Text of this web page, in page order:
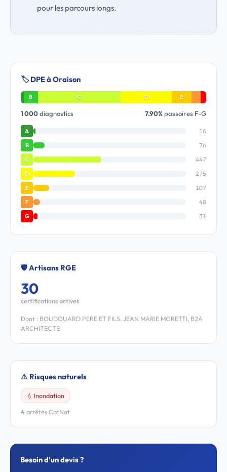
pour les parcours longs.
🏷️ DPE à Oraison
B C D E
1 000diagnostics 7.90%passoires F-G
A 16
B 76
C 447
D 275
E 107
F 48
G 31
🛡️ Artisans RGE
30
certifications actives
Dont : BOUDOUARD PERE ET FILS, JEAN MARIE MORETTI, B2A
ARCHITECTE
⚠️ Risques naturels
💧 Inondation
4 arrêtés CatNat
Besoin d'un devis ?